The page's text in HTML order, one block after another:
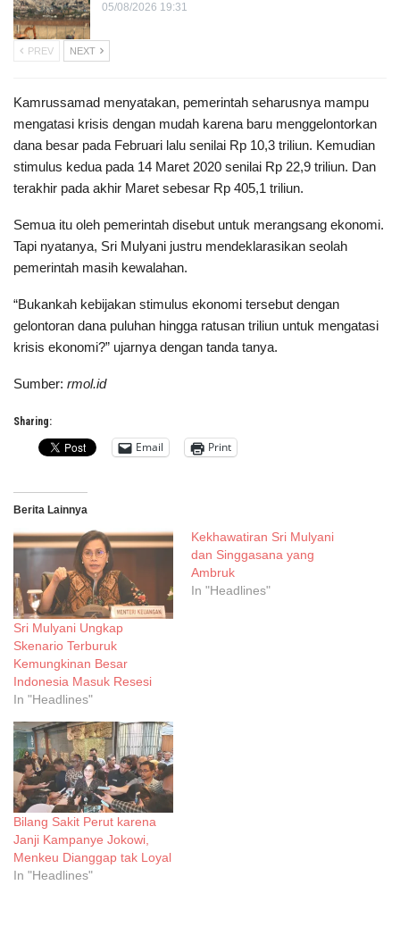
05/08/2026 19:31
PREV NEXT
Kamrussamad menyatakan, pemerintah seharusnya mampu
mengatasi krisis dengan mudah karena baru menggelontorkan
dana besar pada Februari lalu senilai Rp 10,3 triliun. Kemudian
stimulus kedua pada 14 Maret 2020 senilai Rp 22,9 triliun. Dan
terakhir pada akhir Maret sebesar Rp 405,1 triliun.
Semua itu oleh pemerintah disebut untuk merangsang ekonomi.
Tapi nyatanya, Sri Mulyani justru mendeklarasikan seolah
pemerintah masih kewalahan.
“Bukankah kebijakan stimulus ekonomi tersebut dengan
gelontoran dana puluhan hingga ratusan triliun untuk mengatasi
krisis ekonomi?” ujarnya dengan tanda tanya.
Sumber: rmol.id
Sharing:
Email Print
Berita Lainnya
Sri Mulyani Ungkap
Skenario Terburuk
Kemungkinan Besar
Indonesia Masuk Resesi
In "Headlines"
Kekhawatiran Sri Mulyani
dan Singgasana yang
Ambruk
In "Headlines"
Bilang Sakit Perut karena
Janji Kampanye Jokowi,
Menkeu Dianggap tak Loyal
In "Headlines"